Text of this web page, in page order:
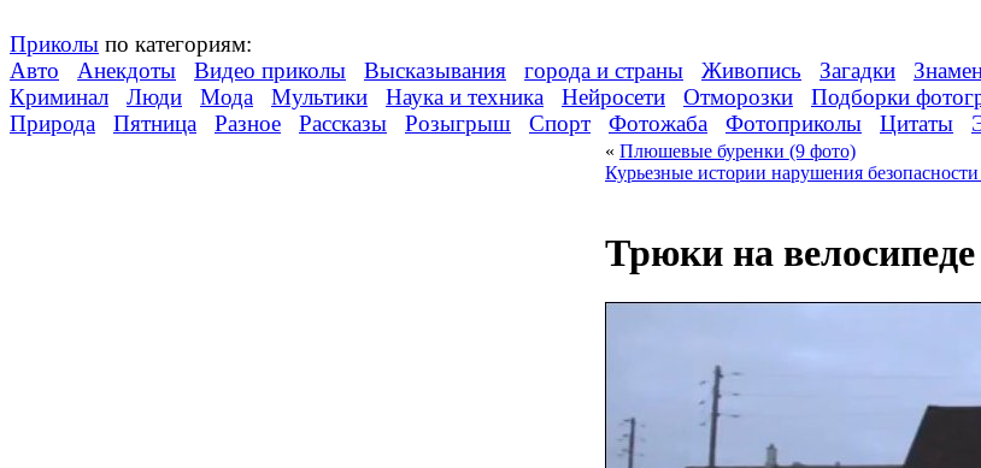
Приколы по категориям:
Авто
Анекдоты Видео приколы Высказывания города и страны Живопись Загадки
Криминал
Люди Мода Мультики Наука и техника Нейросети Отморозки Подборки
Природа
Пятница Разное Рассказы Розыгрыш Спорт Фотожаба Фотоприколы Цитаты
« Плюшевые буренки (9 фото)
Курьезные истории нарушения
Трюки на велосипеде